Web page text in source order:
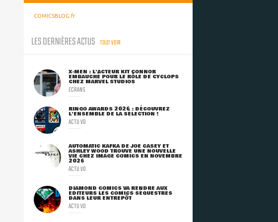
COMICSBLOG.fr
LES DERNIÈRES ACTUS TOUT VOIR
X-MEN : L'ACTEUR KIT CONNOR
EMBAUCHÉ POUR LE RÔLE DE CYCLOPS
CHEZ MARVEL STUDIOS
ECRANS
RINGO AWARDS 2026 : DÉCOUVREZ
L'ENSEMBLE DE LA SÉLECTION !
ACTU VO
AUTOMATIC KAFKA DE JOE CASEY ET
ASHLEY WOOD TROUVE UNE NOUVELLE
VIE CHEZ IMAGE COMICS EN NOVEMBRE
2026
ACTU VO
DIAMOND COMICS VA RENDRE AUX
ÉDITEURS LES COMICS SÉQUESTRÉS
DANS LEUR ENTREPÔT
ACTU VO